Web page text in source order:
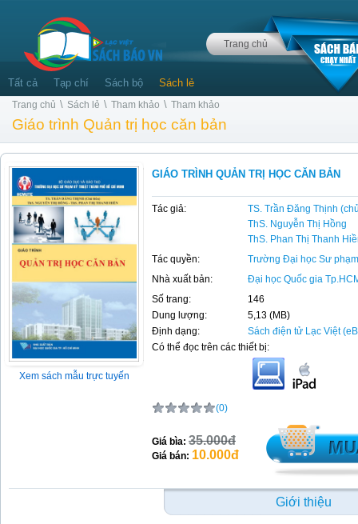
Trang chủ
Tất cả Tạp chí Sách bộ Sách lẻ
Trang chủ \ Sách lẻ \ Tham khảo \ Tham khảo
Giáo trình Quản trị học căn bản
Xem sách mẫu trực tuyến
GIÁO TRÌNH QUẢN TRỊ HỌC CĂN BẢN
Tác giả:
TS. Trần Đăng Thịnh
ThS. Nguyễn Thị Hồng
ThS. Phan Thị Thanh
Tác quyền:
Trường Đại học Sư
Nhà xuất bản:
Đại học Quốc gia
Số trang:
146
Dung lượng:
5,13 (MB)
Định dạng:
Sách điện tử Lạc Việt
Có thể đọc trên các thiết bị:
(0)
Giá bìa: 35.000đ
Giá bán: 10.000đ
Giới thiệu